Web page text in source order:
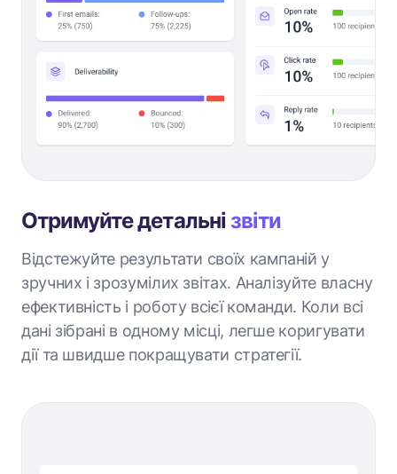
Отримуйте детальні звіти
Відстежуйте результати своїх кампаній у
зручних і зрозумілих звітах. Аналізуйте власну
ефективність і роботу всієї команди. Коли всі
дані зібрані в одному місці, легше коригувати
дії та швидше покращувати стратегії.